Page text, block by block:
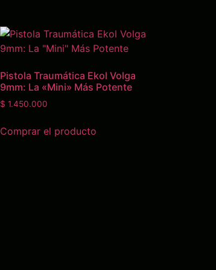
Pistola Traumática Ekol Volga
9mm: La «Mini» Más Potente
$ 1.450.000
Comprar el producto